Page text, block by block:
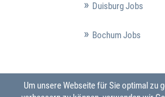
Duisburg Jobs
Bochum Jobs
Um unsere Webseite für Sie optimal zu